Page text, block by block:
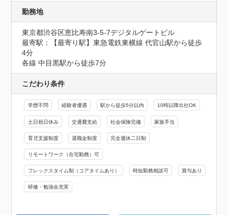
勤務地
東京都渋谷区恵比寿南3-5-7デジタルゲートビル
最寄駅：【最寄り駅】東急電鉄東横線 代官山駅から徒歩
4分
各線 中目黒駅から徒歩7分
こだわり条件
学歴不問 経験者優遇 駅から徒歩5分以内 10時以降出社OK
土日祝日休み 交通費支給 社会保険完備 家族手当
育児支援制度 退職金制度 完全週休二日制
リモートワーク（在宅勤務）可
フレックスタイム制（コアタイムあり） 時短勤務相談可 賞与あり
研修・勉強会充実